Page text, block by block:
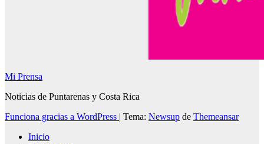
Mi Prensa
Noticias de Puntarenas y Costa Rica
Funciona gracias a WordPress | Tema: Newsup de Themeansar
Inicio